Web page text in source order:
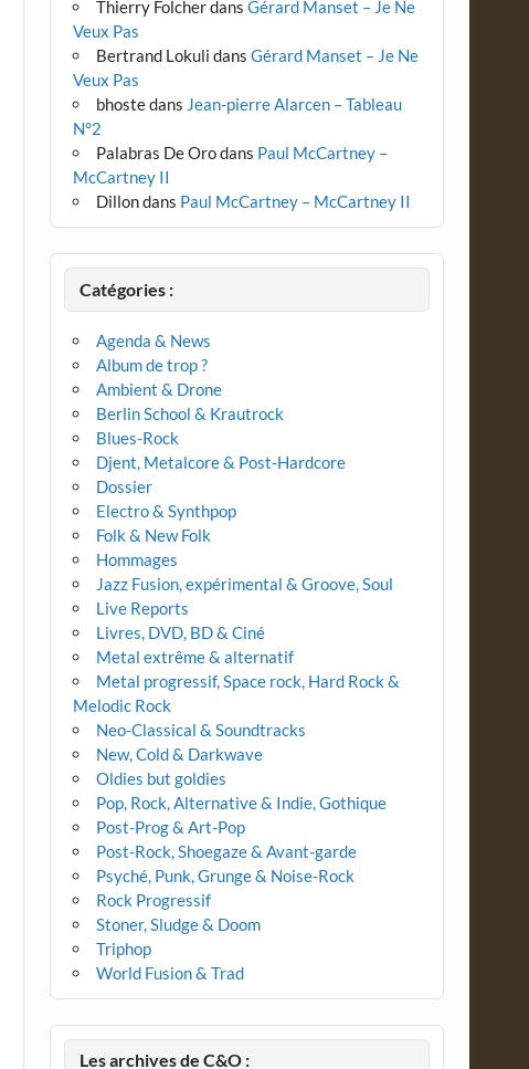
Thierry FolcherdansGérard Manset – Je Ne
Veux Pas
Bertrand Lokuli dansGérard Manset – Je Ne
Veux Pas
bhostedans Jean-pierre Alarcen – Tableau
N°2
Palabras De Orodans Paul McCartney –
McCartney II
Dillondans Paul McCartney – McCartney II
Catégories :
Agenda & News
Album de trop ?
Ambient & Drone
Berlin School & Krautrock
Blues-Rock
Djent, Metalcore & Post-Hardcore
Dossier
Electro & Synthpop
Folk & New Folk
Hommages
Jazz Fusion, expérimental & Groove, Soul
Live Reports
Livres, DVD, BD & Ciné
Metal extrême & alternatif
Metal progressif, Space rock, Hard Rock &
Melodic Rock
Neo-Classical & Soundtracks
New, Cold & Darkwave
Oldies but goldies
Pop, Rock, Alternative & Indie, Gothique
Post-Prog & Art-Pop
Post-Rock, Shoegaze & Avant-garde
Psyché, Punk, Grunge & Noise-Rock
Rock Progressif
Stoner, Sludge & Doom
Triphop
World Fusion & Trad
Les archives de C&O :